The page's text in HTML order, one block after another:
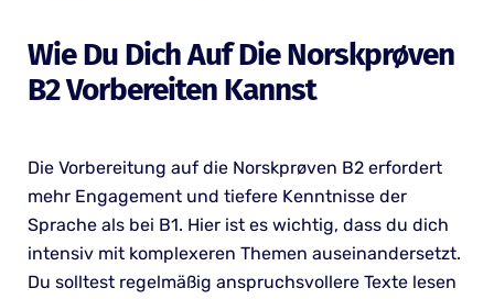
Wie Du Dich Auf Die Norskprøven
B2 Vorbereiten Kannst
Die Vorbereitung auf die Norskprøven B2 erfordert
mehr Engagement und tiefere Kenntnisse der
Sprache als bei B1. Hier ist es wichtig, dass du dich
intensiv mit komplexeren Themen auseinandersetzt.
Du solltest regelmäßig anspruchsvollere Texte lesen